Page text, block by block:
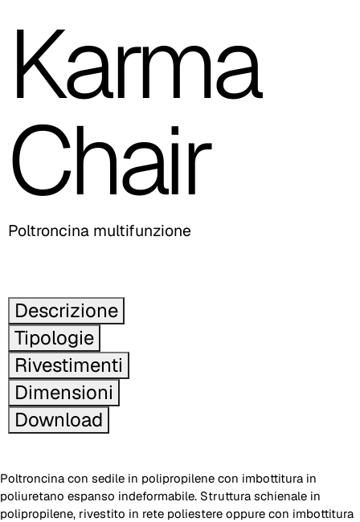
Karma
Chair
Poltroncina multifunzione
Descrizione
Tipologie
Rivestimenti
Dimensioni
Download
Poltroncina con sedile in polipropilene con imbottitura in
poliuretano espanso indeformabile. Struttura schienale in
polipropilene, rivestito in rete poliestere oppure con imbottitura